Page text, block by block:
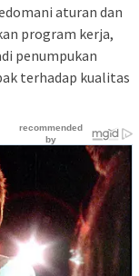
aturan dan
program kerja,
penumpukan
terhadap kualitas